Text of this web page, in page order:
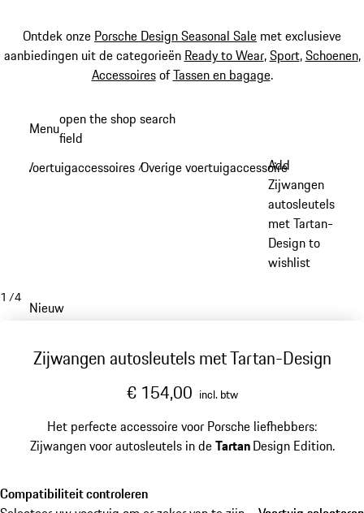
Ontdek onze Porsche Design Seasonal Sale met exclusieve
aanbiedingen uit de categorieën Ready to Wear,Sport,Schoenen,
AccessoiresofTassen en bagage.
hoofdinhoud
Menuopen the shop search
field
Voertuigaccessoires /Overige voertuigaccessoires
Add
Zijwangen
autosleutels
met Tartan-
Design to
wishlist
1 /4
Nieuw
Zijwangen autosleutels met Tartan-Design
€ 154,00 incl. btw
Het perfecte accessoire voor Porsche liefhebbers:
Zijwangen voor autosleutels in deTartanDesign Edition.
Compatibiliteit controleren